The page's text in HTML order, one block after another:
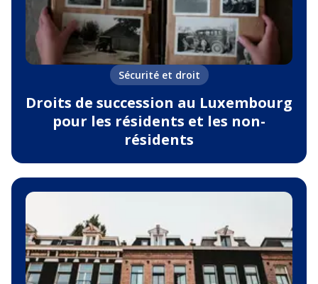
Sécurité et droit
Droits de succession au Luxembourg
pour les résidents et les non-
résidents